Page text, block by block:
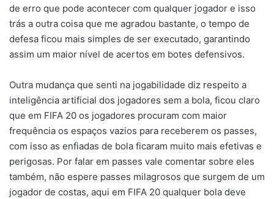
de erro que pode acontecer com qualquer jogador e isso
trás a outra coisa que me agradou bastante, o tempo de
defesa ficou mais simples de ser executado, garantindo
assim um maior nível de acertos em botes defensivos.
Outra mudança que senti na jogabilidade diz respeito a
inteligência artificial dos jogadores sem a bola, ficou claro
que em FIFA 20 os jogadores procuram com maior
frequência os espaços vazios para receberem os passes,
com isso as enfiadas de bola ficaram muito mais efetivas e
perigosas. Por falar em passes vale comentar sobre eles
também, não espere passes milagrosos que surgem de um
jogador de costas, aqui em FIFA 20 qualquer bola deve